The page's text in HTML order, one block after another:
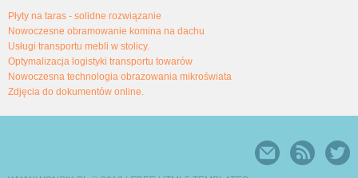
Płyty na taras - solidne rozwiązanie
Nowoczesne obramowanie komina na dachu
Usługi transportu mebli w stolicy.
Optymalizacja logistyki transportu towarów
Nowoczesna technologia obrazowania mikroświata
Zdjęcia do dokumentów online.